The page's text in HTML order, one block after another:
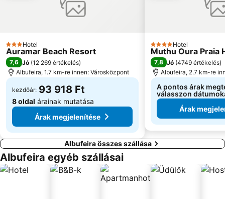
3 Kategória
Hotel
Auramar Beach Resort
7,6 Jó (12 269 értékelés)
Albufeira, 1.7 km-re innen: Városközpont
kezdőár: 93 918 Ft
8 oldal árainak mutatása
Árak megjelenítése
4 Kategória
Hotel
Muthu Oura Praia
7,8 Jó (4749 értékelés)
Albufeira, 2.7 km-re
A pontos árak
válasszon
Árak
Albufeira összes szállása
Albufeira egyéb szállásai